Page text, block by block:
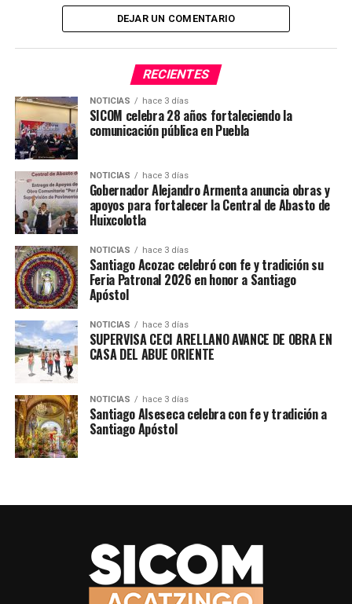
útiles” por lo que invitó a participar en los programas de
Faenas Comunitarias, el Tequio y la ampliación de metas
para la mejora y el desarrollo de la comunidad.
¡Un paso más hacia el desarrollo de la comunidad!
#SICOMAcatzingo #NoticiasDelTerritorio
TEMAS RELACIONADOS CUAPIAXTLA
SIGUE CON
Más verde para una movilidad sustentable en Puebla
NO TE PIERDAS
Concluye este viernes 27 de febrero el horario de
invierno en escuelas: SEP
DEJAR UN COMENTARIO
RECIENTES
NOTICIAS hace 3 días
SICOM celebra 28 años fortaleciendo la
comunicación pública en Puebla
NOTICIAS hace 3 días
Gobernador Alejandro Armenta anuncia obras y
apoyos para fortalecer la Central de Abasto de
Huixcolotla
NOTICIAS hace 3 días
Santiago Acozac celebró con fe y tradición su
Feria Patronal 2026 en honor a Santiago
Apóstol
NOTICIAS hace 3 días
SUPERVISA CECI ARELLANO AVANCE DE OBRA EN
CASA DEL ABUE ORIENTE
NOTICIAS hace 3 días
Santiago Alseseca celebra con fe y tradición a
Santiago Apóstol